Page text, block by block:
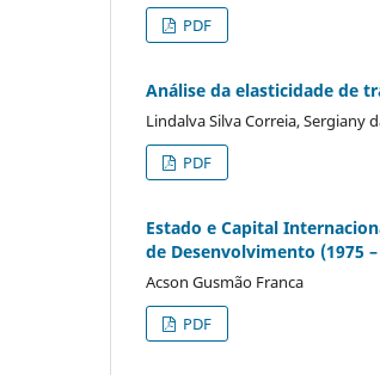
PDF
Análise da elasticidade de
Lindalva Silva Correia, Sergiany
PDF
Estado e Capital
de Desenvolvimento (1975
Acson Gusmão Franca
PDF